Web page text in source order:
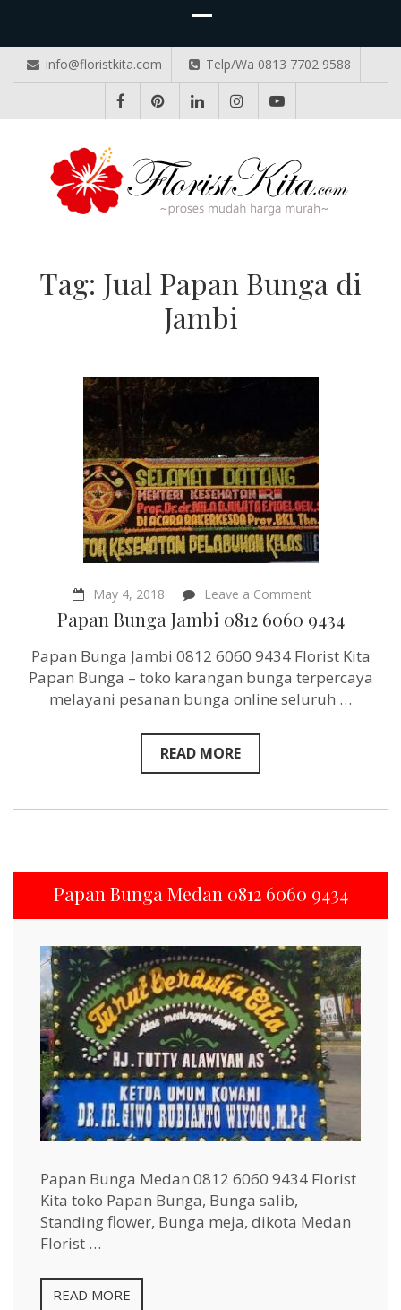
info@floristkita.com Telp/Wa 0813 7702 9588
Tag: Jual Papan Bunga di
Jambi
May 4, 2018 Leave a Commenton
Bunga
0812
9434
Papan Bunga Jambi 0812 6060 9434
Papan Bunga Jambi 0812 6060 9434 Florist Kita
Papan Bunga – toko karangan bunga terpercaya
melayani pesanan bunga online seluruh …
READ MORE
Papan Bunga Medan 0812 6060 9434
Papan Bunga Medan 0812 6060 9434 Florist
Kita toko Papan Bunga, Bunga salib,
Standing flower, Bunga meja, dikota Medan
Florist …
READ MORE